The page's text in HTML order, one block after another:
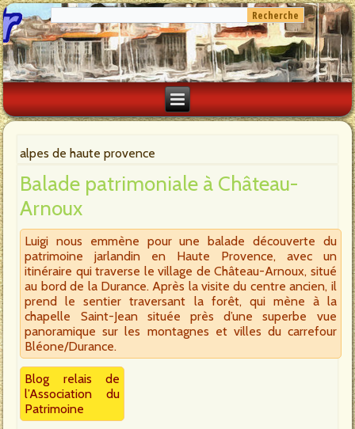
alpes de haute provence
Balade patrimoniale à Château-
Arnoux
Luigi nous emmène pour une balade découverte du
patrimoine jarlandin en Haute Provence, avec un
itinéraire qui traverse le village de Château-Arnoux, situé
au bord de la Durance. Après la visite du centre ancien, il
prend le sentier traversant la forêt, qui mène à la
chapelle Saint-Jean située près d’une superbe vue
panoramique sur les montagnes et villes du carrefour
Bléone/Durance.
Blog relais de
l’Association du
Patrimoine